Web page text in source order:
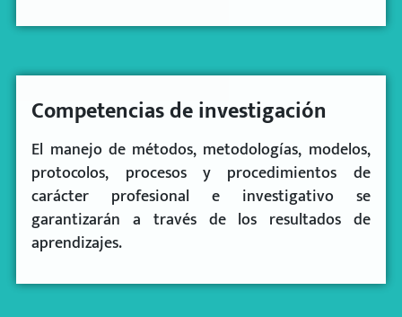
Competencias de investigación
El manejo de métodos, metodologías, modelos,
protocolos, procesos y procedimientos de
carácter profesional e investigativo se
garantizarán a través de los resultados de
aprendizajes.